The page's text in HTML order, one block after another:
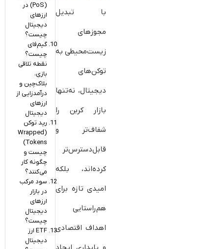
با تبدیل
مجوزهای
زیست‌محیطی به
توکن‌های
دیجیتال، نه‌تنها
بازار کربن را
شفاف‌تر و
قابل‌دسترس‌تر
کرده‌اند، بلکه
امیدی تازه برای
هم‌راستایی
اهداف اقتصادی
(PoS) در
ارزهای
دیجیتال
چیست؟
گیم‌فای
چیست؟
نقطه تلاقی
بازی،
بلاک‌چین و
درآمدزایی از
ارزهای
دیجیتال
رپد توکن
(Wrapped
Tokens)
چیست و
چگونه کار
می‌کنند؟
سود مرکب
در بازار
ارزهای
دیجیتال
چیست؟
ETF ارز
دیجیتال